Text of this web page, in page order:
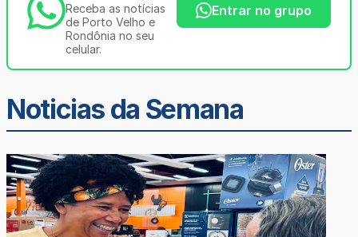
Receba as notícias
de Porto Velho e
Rondônia no seu
celular.
Entrar no grupo
Noticias da Semana